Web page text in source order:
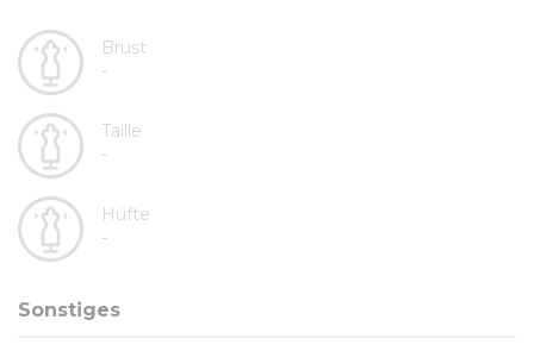
Brust
-
Taille
-
Hüfte
-
Sonstiges